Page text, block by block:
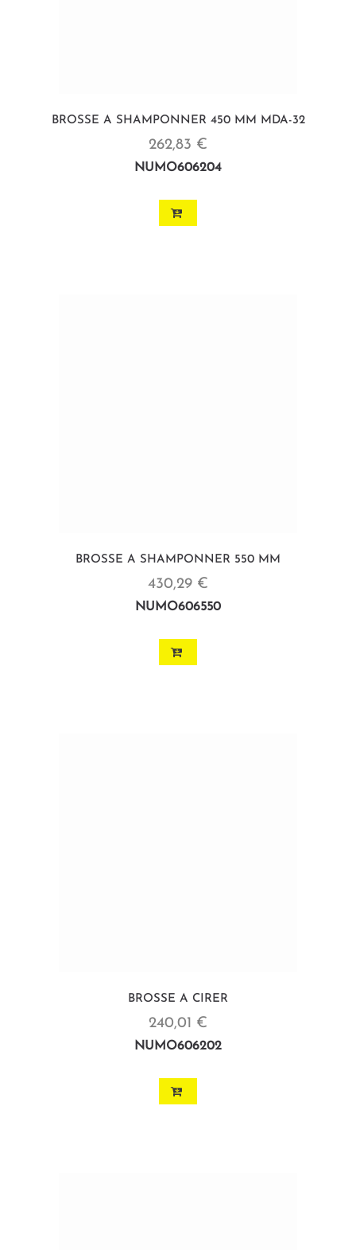
BROSSE A SHAMPONNER 450 MM MDA-32
262,83 €
NUMO606204
BROSSE A SHAMPONNER 550 MM
430,29 €
NUMO606550
BROSSE A CIRER
240,01 €
NUMO606202